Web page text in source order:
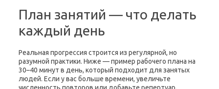
План занятий — что делать
каждый день
Реальная прогрессия строится из регулярной, но
разумной практики. Ниже — пример рабочего плана на
30–40 минут в день, который подходит для занятых
людей. Если у вас больше времени, увеличьте